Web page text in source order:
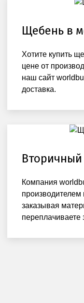
Щебень в
Хотите купить
цене от
наш сайт
доставка.
Компания
заказывая
переплачиваете